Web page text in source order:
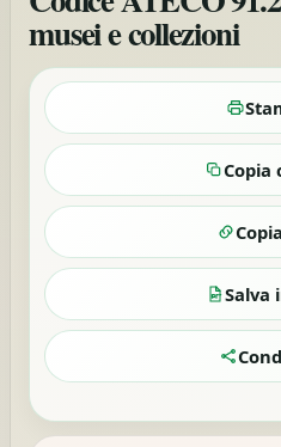
musei e collezioni
Copia
Salva